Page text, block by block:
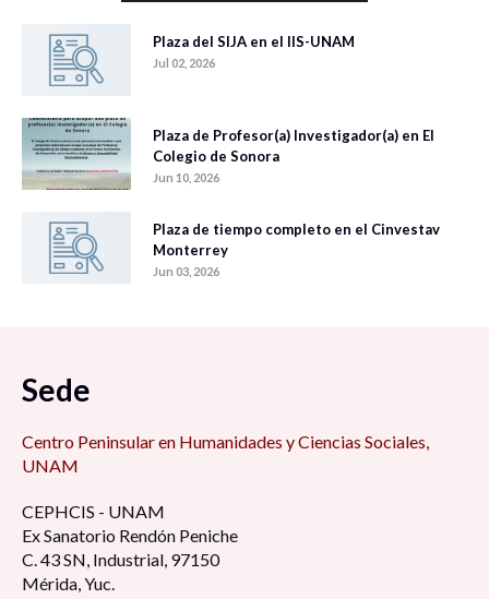
Plaza del SIJA en el IIS-UNAM
Jul 02, 2026
Plaza de Profesor(a) Investigador(a) en El
Colegio de Sonora
Jun 10, 2026
Plaza de tiempo completo en el Cinvestav
Monterrey
Jun 03, 2026
Sede
Centro Peninsular en Humanidades y Ciencias Sociales,
UNAM
CEPHCIS - UNAM
Ex Sanatorio Rendón Peniche
C. 43 SN, Industrial, 97150
Mérida, Yuc.